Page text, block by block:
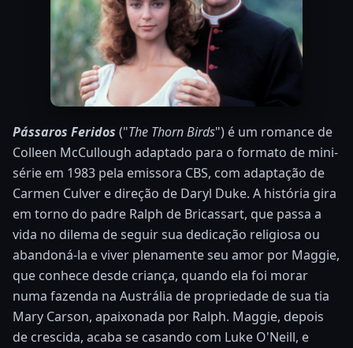
Pássaros Feridos ("The Thorn Birds") é um romance de
Colleen McCullough adaptado para o formato de mini-
série em 1983 pela emissora CBS, com adaptação de
Carmen Culver e direção de Daryl Duke. A história gira
em torno do padre Ralph de Bricassart, que passa a
vida no dilema de seguir sua dedicação religiosa ou
abandoná-la e viver plenamente seu amor por Maggie,
que conhece desde criança, quando ela foi morar
numa fazenda na Austrália de propriedade de sua tia
Mary Carson, apaixonada por Ralph. Maggie, depois
de crescida, acaba se casando com Luke O'Neill, e